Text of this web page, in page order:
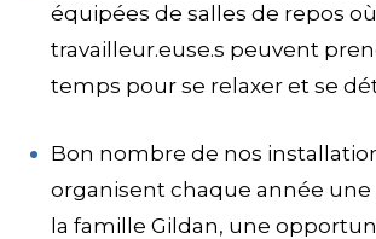
équipées de salles de repos
travailleur.euse.s peuvent
temps pour se relaxer et se
Bon nombre de nos
organisent chaque année une
la famille Gildan, une